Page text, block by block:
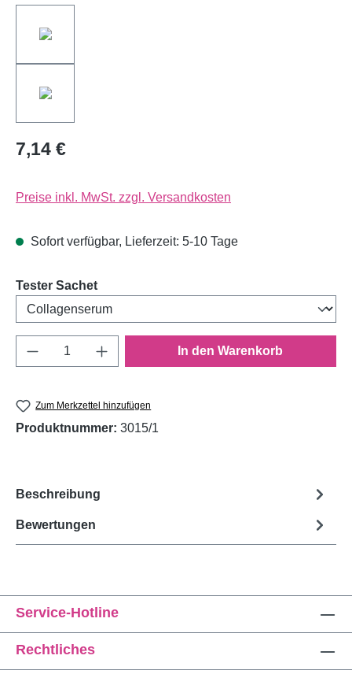
7,14 €
Preise inkl. MwSt. zzgl. Versandkosten
Sofort verfügbar, Lieferzeit: 5-10 Tage
Tester Sachetauswählen
Produkt Anzahl: Gib den gewünschten
In den Warenkorb
Zum Merkzettel hinzufügen
Produktnummer: 3015/1
Beschreibung
Bewertungen
Service-Hotline
Rechtliches